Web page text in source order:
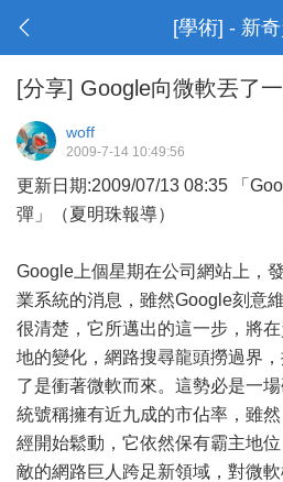
[學術] - 新
[分享] Google向微軟丟了
woff
2009-7-14 10:49:56
更新日期:2009/07/13 08:35 「
彈」（夏明珠報導）
Google上個星期在公司網站上，
業系統的消息，雖然Google刻意
很清楚，它所邁出的這一步，將
地的變化，網路搜尋龍頭撈過界
了是衝著微軟而來。這勢必是一
統號稱擁有近九成的市佔率，雖
經開始鬆動，它依然保有霸主地
敵的網路巨人跨足新領域，對微